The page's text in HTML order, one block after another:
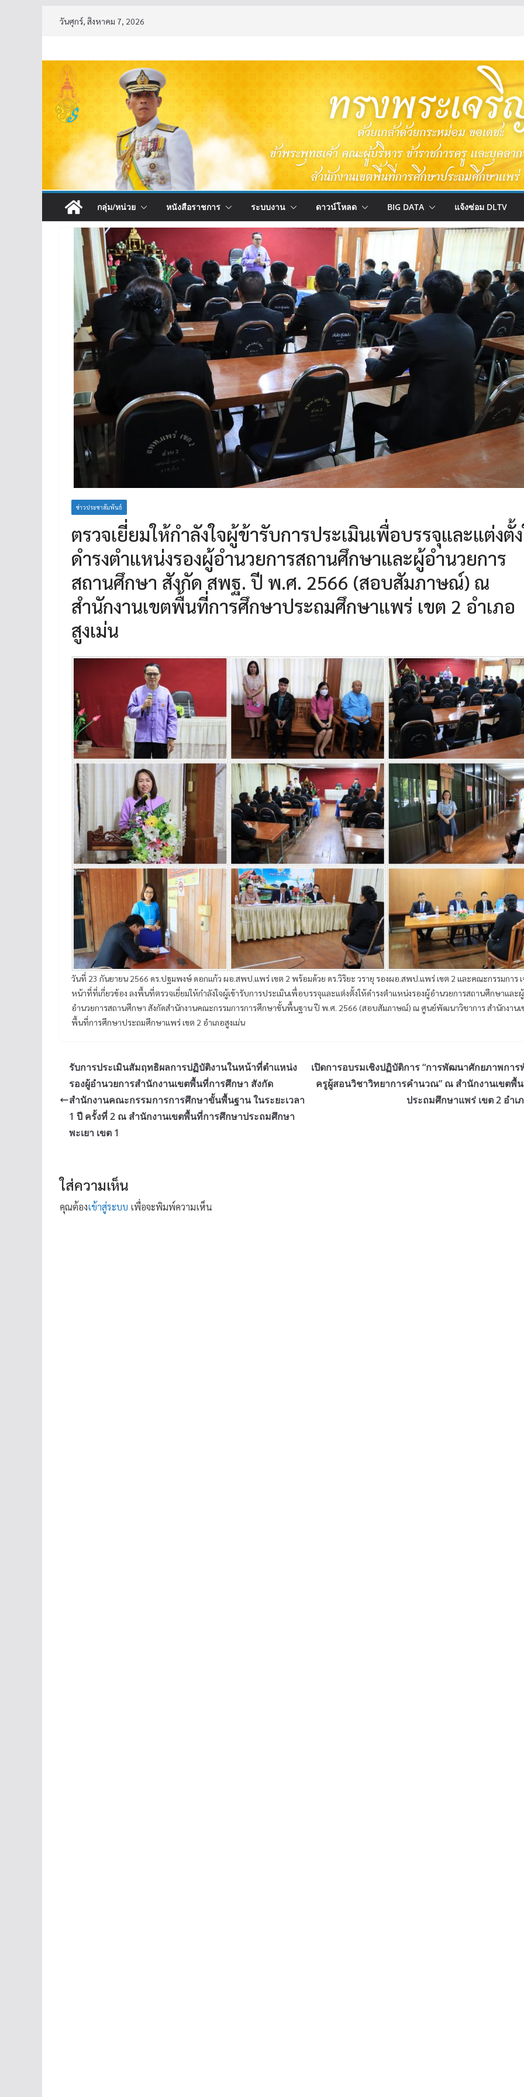
วันศุกร์, สิงหาคม 7, 2026
กลุ่ม/หน่วย หนังสือราชการ ระบบงาน ดาวน์โหลด BIG DATA แจ้งซ่อม DLTV
ข่าวประชาสัมพันธ์
ตรวจเยี่ยมให้กำลังใจผู้ข้ารับการประเมินเพื่อบรรจุและแต่งตั้
ดำรงตำแหน่งรองผู้อำนวยการสถานศึกษาและผู้อำนวยการ
สถานศึกษา สังกัด สพฐ. ปี พ.ศ. 2566 (สอบสัมภาษณ์) ณ
สำนักงานเขตพื้นที่การศึกษาประถมศึกษาแพร่ เขต 2 อำเภอ
สูงเม่น
วันที่ 23 กันยายน 2566 ดร.ปฐมพงษ์ ดอกแก้ว ผอ.สพป.แพร่ เขต 2 พร้อมด้วย ดร.วิริยะ วรายุ รองผอ.สพป.แพร่ เขต 2 และคณะกรรมการ เ
หน้าที่ที่เกี่ยวข้อง ลงพื้นที่ตรวจเยี่ยมให้กำลังใจผู้เข้ารับการประเมินเพื่อบรรจุและแต่งตั้งให้ดำรงตำแหน่งรองผู้อำนวยการสถานศึกษาและผู้
อำนวยการสถานศึกษา สังกัดสำนักงานคณะกรรมการการศึกษาขั้นพื้นฐาน ปี พ.ศ. 2566 (สอบสัมภาษณ์) ณ ศูนย์พัฒนาวิชาการ สำนักงานเ
พื้นที่การศึกษาประถมศึกษาแพร่ เขต 2 อำเภอสูงเม่น
รับการประเมินสัมฤทธิผลการปฏิบัติงานในหน้าที่ตำแหน่ง
รองผู้อำนวยการสำนักงานเขตพื้นที่การศึกษา สังกัด
สำนักงานคณะกรรมการการศึกษาขั้นพื้นฐาน ในระยะเวลา
1 ปี ครั้งที่ 2 ณ สำนักงานเขตพื้นที่การศึกษาประถมศึกษา
พะเยา เขต 1
เปิดการอบรมเชิงปฏิบัติการ “การพัฒนาศักยภาพกา
ครูผู้สอนวิชาวิทยาการคำนวณ” ณ สำนักงานเขตพื้
ประถมศึกษาแพร่ เขต 2 อำเ
ใส่ความเห็น
คุณต้องเข้าสู่ระบบ เพื่อจะพิมพ์ความเห็น